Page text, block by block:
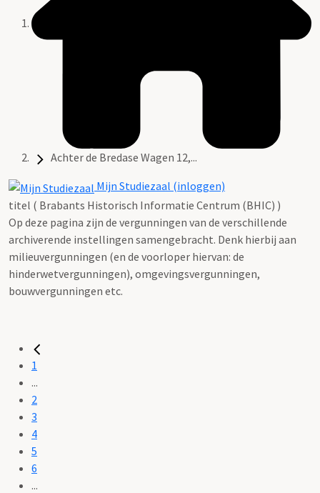
Achter de Bredase Wagen 12,...
Mijn Studiezaal (inloggen)
titel ( Brabants Historisch Informatie Centrum (BHIC) )
Op deze pagina zijn de vergunningen van de verschillende
archiverende instellingen samengebracht. Denk hierbij aan
milieuvergunningen (en de voorloper hiervan: de
hinderwetvergunningen), omgevingsvergunningen,
bouwvergunningen etc.
1
...
2
3
4
5
6
...